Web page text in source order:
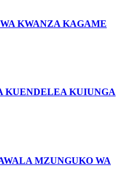
KWANZA KAGAME
KUENDELEA KUIUNGA
MZUNGUKO WA